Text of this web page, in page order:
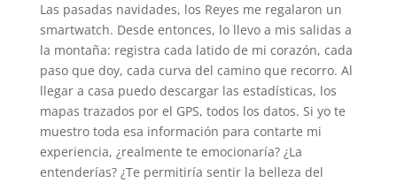
Las pasadas navidades, los Reyes me regalaron un
smartwatch. Desde entonces, lo llevo a mis salidas a
la montaña: registra cada latido de mi corazón, cada
paso que doy, cada curva del camino que recorro. Al
llegar a casa puedo descargar las estadísticas, los
mapas trazados por el GPS, todos los datos. Si yo te
muestro toda esa información para contarte mi
experiencia, ¿realmente te emocionaría? ¿La
entenderías? ¿Te permitiría sentir la belleza del